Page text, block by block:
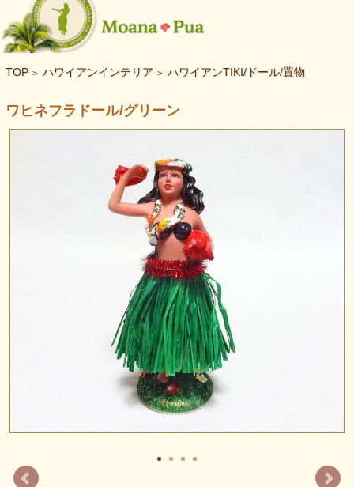
TOP > ハワイアンインテリア > ハワイアンTIKI/ドール/置物
ワヒネフラドール/グリーン